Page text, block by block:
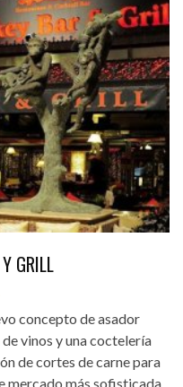
GRILL
concepto de asador
vinos y una coctelería
de cortes de carne para
mercado más sofisticada